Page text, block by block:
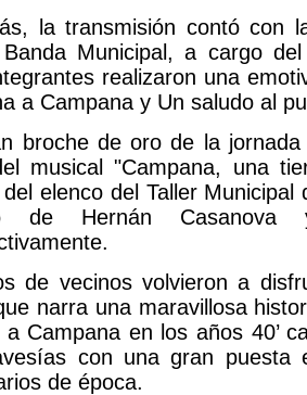
la transmisión contó con
Municipal, a cargo
realizaron una
a Campana y Un saludo al
broche de oro de la
musical "Campana, una
elenco del Taller Municipal
de Hernán Casanova
de vecinos volvieron a
narra una maravillosa
a Campana en los años 40’
con una gran puesta
de época.